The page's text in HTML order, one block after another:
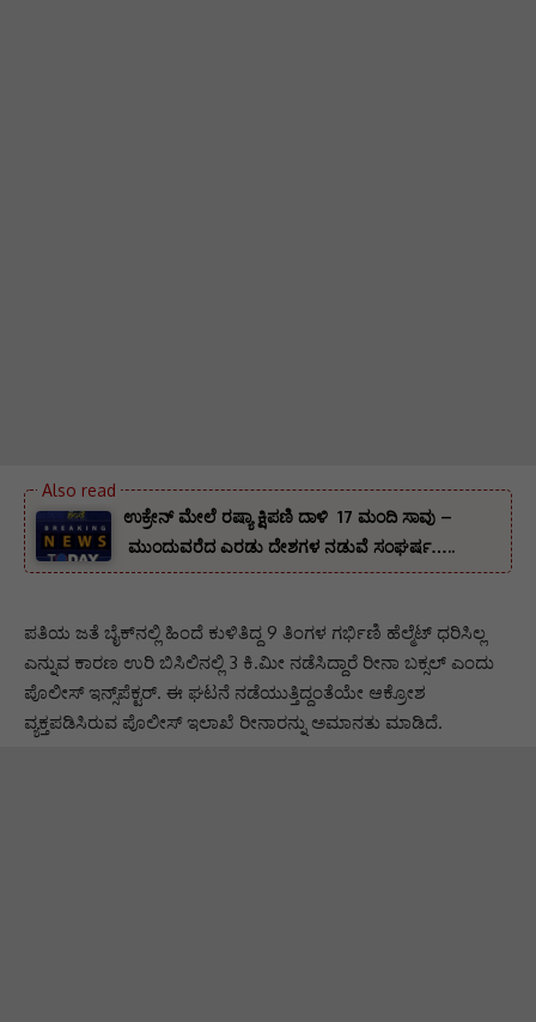
ಉಕ್ರೇನ್ ಮೇಲೆ ರಷ್ಯಾ ಕ್ಷಿಪಣಿ ದಾಳಿ 17 ಮಂದಿ ಸಾವು –
ಮುಂದುವರೆದ ಎರಡು ದೇಶಗಳ ನಡುವೆ ಸಂಘರ್ಷ…..
ಪತಿಯ ಜತೆ ಬೈಕ್‌ನಲ್ಲಿ ಹಿಂದೆ ಕುಳಿತಿದ್ದ 9 ತಿಂಗಳ ಗರ್ಭಿಣಿ ಹೆಲ್ಮೆಟ್ ಧರಿಸಿಲ್ಲ
ಎನ್ನುವ ಕಾರಣ ಉರಿ ಬಿಸಿಲಿನಲ್ಲಿ 3 ಕಿ.ಮೀ ನಡೆಸಿದ್ದಾರೆ ರೀನಾ ಬಕ್ಸಲ್ ಎಂದು
ಪೊಲೀಸ್‌ ಇನ್ಸ್‌ಪೆಕ್ಟರ್‌. ಈ ಘಟನೆ ನಡೆಯುತ್ತಿದ್ದಂತೆಯೇ ಆಕ್ರೋಶ
ವ್ಯಕ್ತಪಡಿಸಿರುವ ಪೊಲೀಸ್‌ ಇಲಾಖೆ ರೀನಾರನ್ನು ಅಮಾನತು ಮಾಡಿದೆ.